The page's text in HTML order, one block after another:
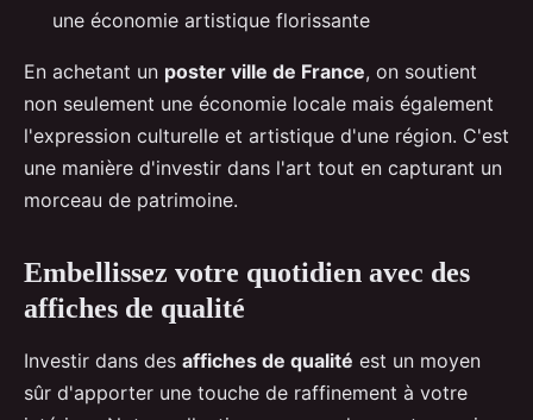
une économie artistique florissante
En achetant un poster ville de France, on soutient
non seulement une économie locale mais également
l'expression culturelle et artistique d'une région. C'est
une manière d'investir dans l'art tout en capturant un
morceau de patrimoine.
Embellissez votre quotidien avec des
affiches de qualité
Investir dans des affiches de qualité est un moyen
sûr d'apporter une touche de raffinement à votre